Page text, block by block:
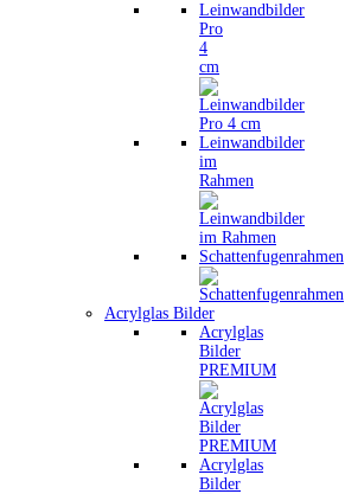
Leinwandbilder
Pro
4
cm
Leinwandbilder
im
Rahmen
Schattenfugenrahmen
Acrylglas Bilder
Acrylglas
Bilder
PREMIUM
Acrylglas
Bilder